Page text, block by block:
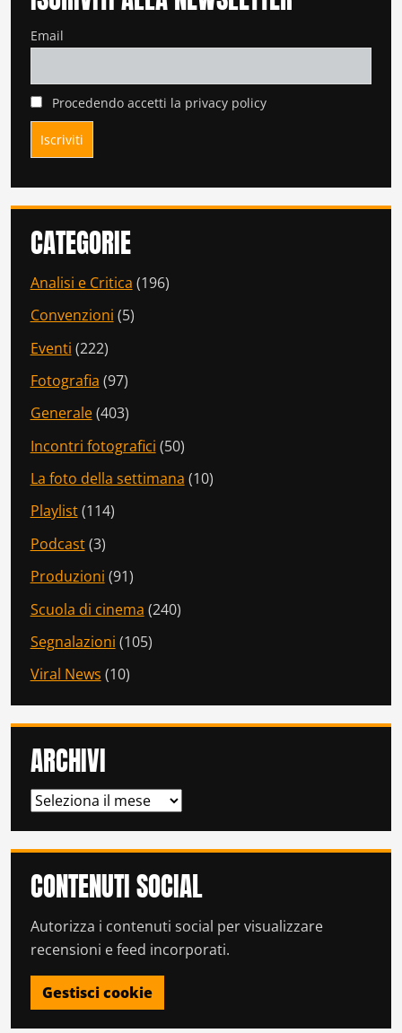
Email
Procedendo accetti la privacy policy
CATEGORIE
Analisi e Critica (196)
Convenzioni (5)
Eventi (222)
Fotografia (97)
Generale(403)
Incontri fotografici (50)
La foto della settimana (10)
Playlist(114)
Podcast(3)
Produzioni (91)
Scuola di cinema (240)
Segnalazioni (105)
Viral News (10)
ARCHIVI
ARCHIVI
CONTENUTI SOCIAL
Autorizza i contenuti social per visualizzare
recensioni e feed incorporati.
Gestisci cookie